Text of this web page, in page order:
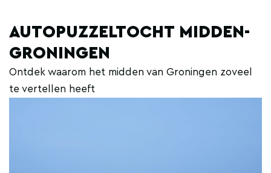
AUTOPUZZELTOCHT MIDDEN-
GRONINGEN
Ontdek waarom het midden van Groningen zoveel
te vertellen heeft